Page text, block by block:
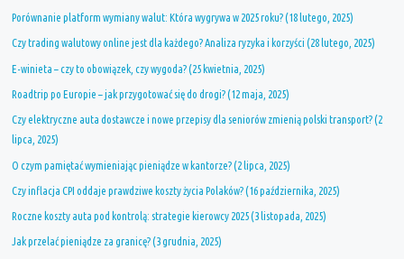
Porównanie platform wymiany walut: Która wygrywa w 2025 roku? (18 lutego, 2025)
Czy trading walutowy online jest dla każdego? Analiza ryzyka i korzyści (28 lutego, 2025)
E-winieta – czy to obowiązek, czy wygoda? (25 kwietnia, 2025)
Roadtrip po Europie – jak przygotować się do drogi? (12 maja, 2025)
Czy elektryczne auta dostawcze i nowe przepisy dla seniorów zmienią polski transport? (2
lipca, 2025)
O czym pamiętać wymieniając pieniądze w kantorze? (2 lipca, 2025)
Czy inflacja CPI oddaje prawdziwe koszty życia Polaków? (16 października, 2025)
Roczne koszty auta pod kontrolą: strategie kierowcy 2025 (3 listopada, 2025)
Jak przelać pieniądze za granicę? (3 grudnia, 2025)